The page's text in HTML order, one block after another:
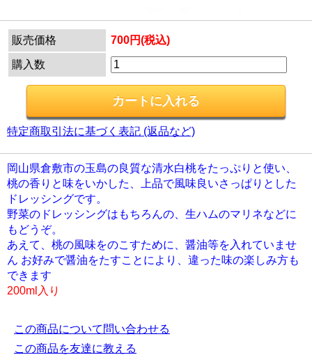
販売価格 700円(税込)
購入数
特定商取引法に基づく表記 (返品など)
岡山県倉敷市の玉島の良質な清水白桃をたっぷりと使い、
桃の香りと味をいかした、上品で風味良いさっぱりとした
ドレッシングです。
野菜のドレッシングはもちろんの、生ハムのマリネなどに
もどうぞ。
あえて、桃の風味をのこすために、醤油等を入れていませ
ん お好みで醤油をたすことにより、違った味の楽しみ方も
できます
200ml入り
この商品について問い合わせる
この商品を友達に教える